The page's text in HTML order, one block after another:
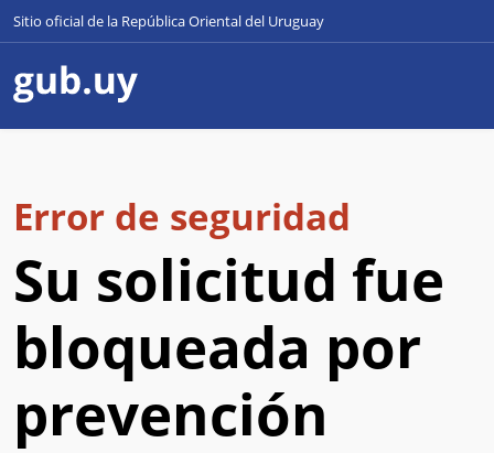
Sitio oficial de la República Oriental del Uruguay
Error de seguridad
Su solicitud fue
bloqueada por
prevención